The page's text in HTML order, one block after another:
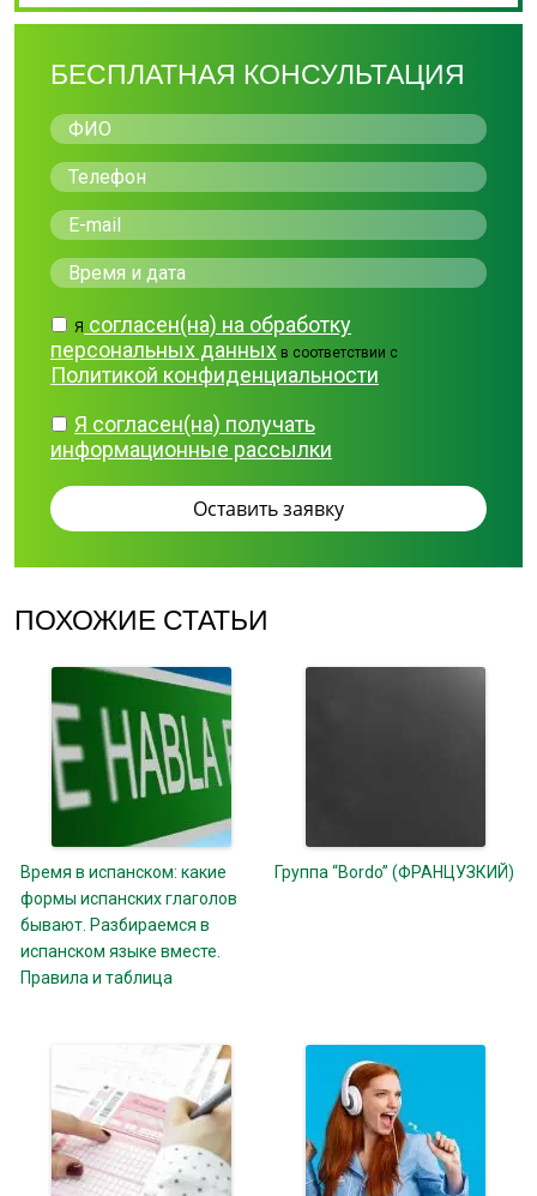
БЕСПЛАТНАЯ КОНСУЛЬТАЦИЯ
Я согласен(на) на обработку
персональных данных в соответствии с
Политикой конфиденциальности
Я согласен(на) получать
информационные рассылки
ПОХОЖИЕ СТАТЬИ
Время в испанском: какие
формы испанских глаголов
бывают. Разбираемся в
испанском языке вместе.
Правила и таблица
Группа “Bordo” (ФРАНЦУЗКИЙ)